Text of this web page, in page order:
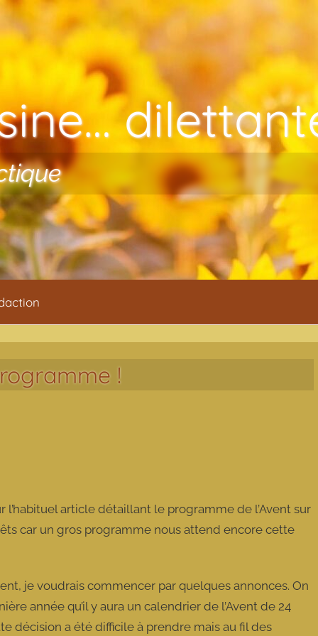
!
article détaillant le programme de l’Avent sur
car un gros programme nous attend encore cette
je voudrais commencer par quelques annonces. On
année qu’il y aura un calendrier de l’Avent de 24
décision a été difficile à prendre mais au fil des